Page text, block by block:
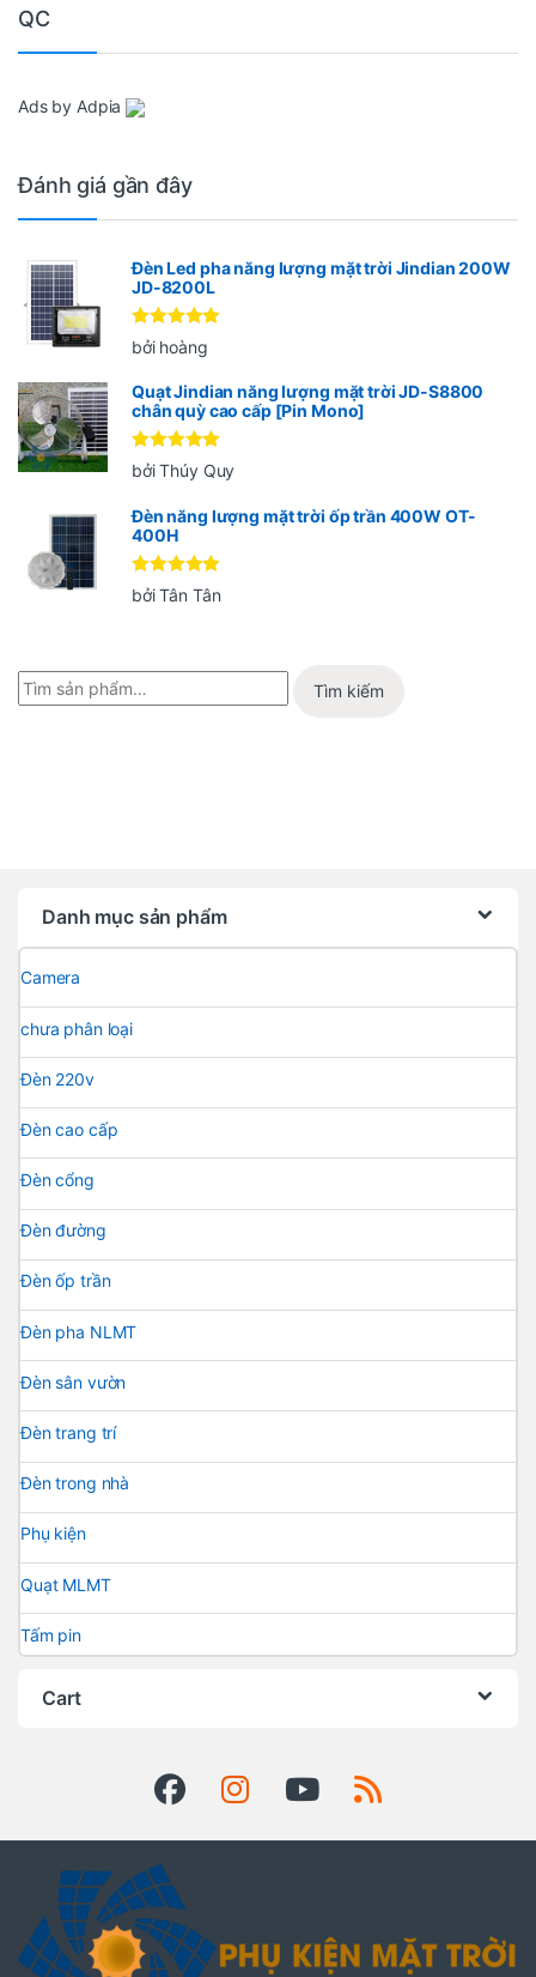
QC
Ads by Adpia
Đánh giá gần đây
Đèn Led pha năng lượng mặt trời Jindian 200W
JD-8200L
Được xếp
hạng55
bởi hoàng
Quạt Jindian năng lượng mặt trời JD-S8800
chân quỳ cao cấp [Pin Mono]
Được xếp
hạng 5 5
bởi Thúy Quy
Đèn năng lượng mặt trời ốp trần 400W OT-
400H
Được xếp
hạng 55
bởi Tân Tân
Tìm kiếm
Danh mục sản phẩm
Camera
chưa phân loại
Đèn 220v
Đèn cao cấp
Đèn cổng
Đèn đường
Đèn ốp trần
Đèn pha NLMT
Đèn sân vườn
Đèn trang trí
Đèn trong nhà
Phụ kiện
Quạt MLMT
Tấm pin
Cart